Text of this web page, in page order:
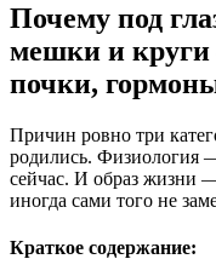
Почему под
мешки и
почки,
Причин ровно три
родились. Физиология
сейчас. И образ жизни
иногда сами того не
Краткое содержание: